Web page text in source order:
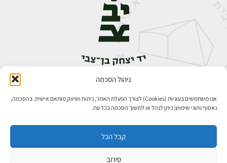
ניהול הסכמה
אנו משתמשים בעוגיות (Cookies) לצורך הפעלת האתר, ניתוח ושיווק מותאם אישית. בהסכמה,
נאסוף נתוני שימוש; ניתן לנהל או למשוך הסכמה בכל עת.
קבל הכל
סירוב
אבן גבירול 14, רחביה, ירושלים